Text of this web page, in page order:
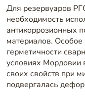
Для резервуаров
необходимость
антикоррозионных
материалов.
герметичности
условиях Мордовии
своих свойств при
подвергалась